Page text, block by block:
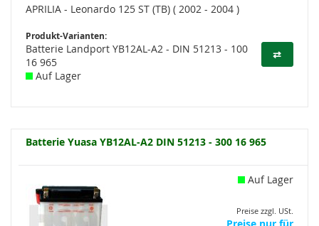
APRILIA - Leonardo 125 ST (TB) ( 2002 - 2004 )
Produkt-Varianten:
⇄
Batterie Landport YB12AL-A2 - DIN 51213 - 100
16 965
Auf Lager
Batterie Yuasa YB12AL-A2 DIN 51213 - 300 16 965
Auf Lager
Preise zzgl. USt.